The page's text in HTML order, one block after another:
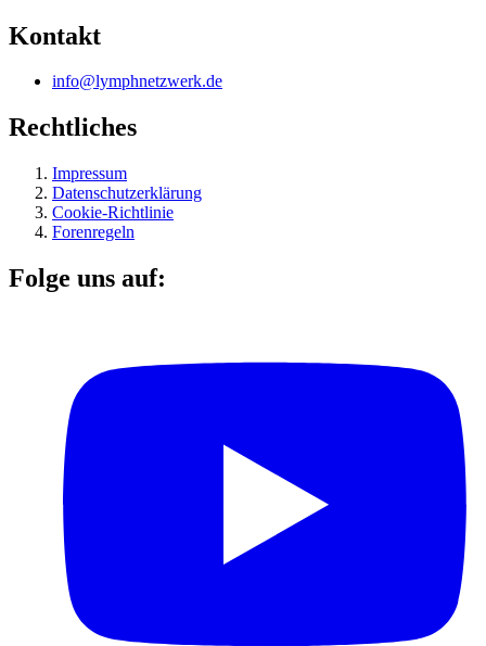
Kontakt
info@lymphnetzwerk.de
Rechtliches
Impressum
Datenschutzerklärung
Cookie-Richtlinie
Forenregeln
Folge uns auf: